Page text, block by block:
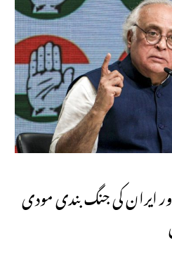
ایران کی جنگ بندی مودی